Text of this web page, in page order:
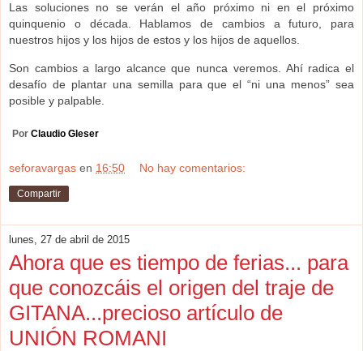
Las soluciones no se verán el año próximo ni en el próximo
quinquenio o década. Hablamos de cambios a futuro, para
nuestros hijos y los hijos de estos y los hijos de aquellos.
Son cambios a largo alcance que nunca veremos. Ahí radica el
desafío de plantar una semilla para que el “ni una menos” sea
posible y palpable.
Por Claudio Gleser
seforavargas en 16:50 No hay comentarios:
Compartir
lunes, 27 de abril de 2015
Ahora que es tiempo de ferias... para
que conozcáis el origen del traje de
GITANA...precioso artículo de
UNIÓN ROMANI